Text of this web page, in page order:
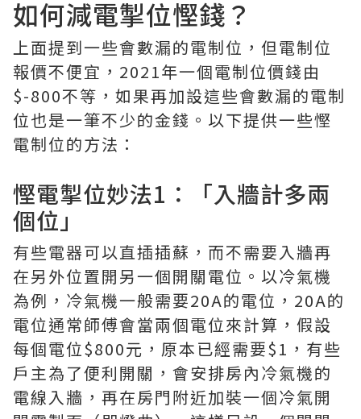
如何減電掣位慳錢？
上面提到一些會數漏的電制位，但電制位
報價不便宜，2021年一個電制位價錢由
$-800不等，如果再加設這些會數漏的電制
位也是一筆不少的金錢。以下提供一些慳
電制位的方法：
慳電掣位妙法1：「入牆計多兩
個位」
有些電器可以直插插蘇，而不需要入牆再
在另外位置開另一個開關電位。以冷氣機
為例，冷氣機一般需要20A的電位，20A的
電位通常師傅會當兩個電位來計算，假設
每個電位$800元，原本已經需要$1，有些
戶主為了便利開關，會安排房內冷氣機的
電線入牆，再在房門附近加裝一個冷氣開